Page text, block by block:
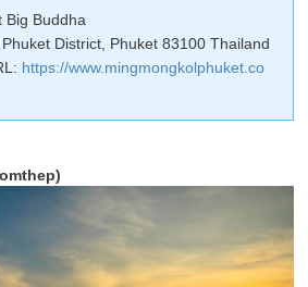
Big Buddha
District, Phuket 83100 Thailand
https://www.mingmongkolphuket.co